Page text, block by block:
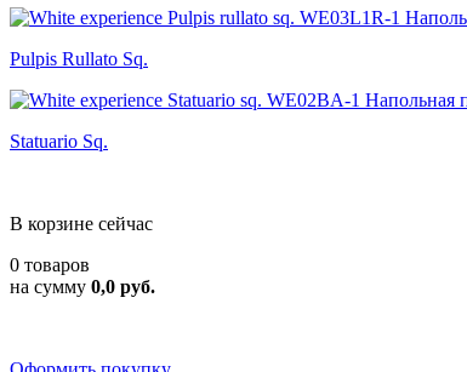
Pulpis Rullato Sq.
Statuario Sq.
В корзине сейчас
0 товаров
на сумму 0,0 руб.